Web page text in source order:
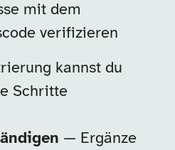
mit dem
verifizieren
kannst du
Schritte
— Ergänze